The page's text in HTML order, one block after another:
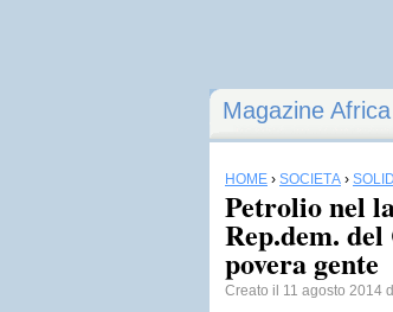
Magazine Africa
HOME › SOCIETÀ ›
Petrolio nel
Rep.dem.
povera gente
Creato il 11 agosto 2014